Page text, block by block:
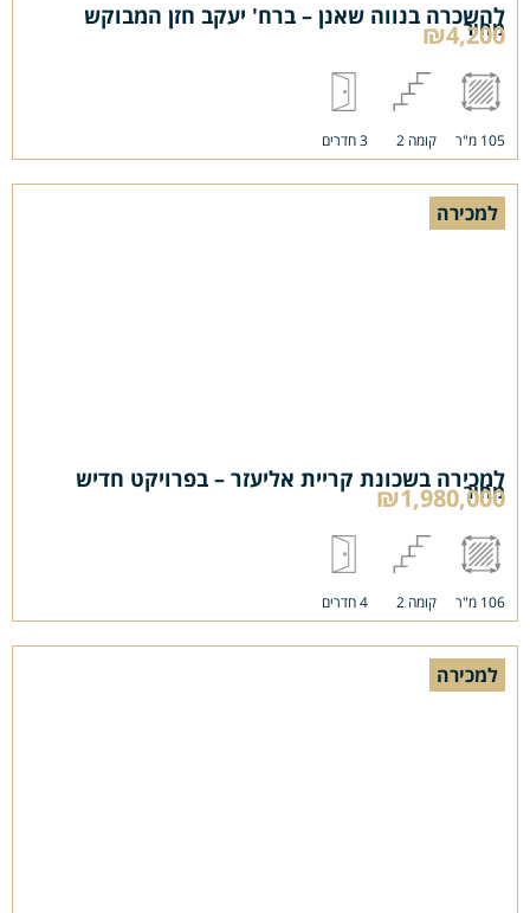
להשכרה בנווה שאנן – ברח' יעקב חזן המבוקש
מחיר
₪4,200
105 מ"ר קומה 2 3 חדרים
למכירה
למכירה בשכונת קריית אליעזר – בפרויקט חדיש
מחיר
₪1,980,000
106 מ"ר קומה 2 4 חדרים
למכירה